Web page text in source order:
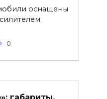
оснащены
0
габариты,